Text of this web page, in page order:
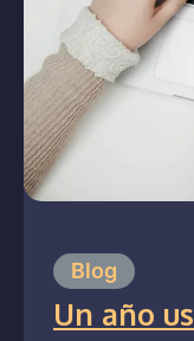
Blog
Un año